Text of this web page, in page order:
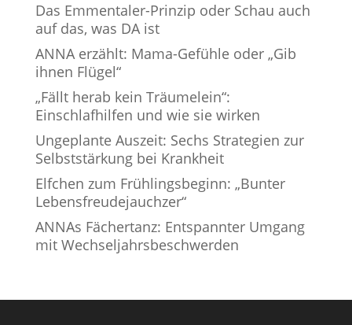
Das Emmentaler-Prinzip oder Schau auch
auf das, was DA ist
ANNA erzählt: Mama-Gefühle oder „Gib
ihnen Flügel“
„Fällt herab kein Träumelein“:
Einschlafhilfen und wie sie wirken
Ungeplante Auszeit: Sechs Strategien zur
Selbststärkung bei Krankheit
Elfchen zum Frühlingsbeginn: „Bunter
Lebensfreudejauchzer“
ANNAs Fächertanz: Entspannter Umgang
mit Wechseljahrsbeschwerden